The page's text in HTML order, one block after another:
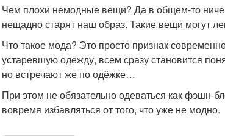
Чем плохи немодные вещи? Да в общем-то
нещадно старят наш образ. Такие вещи могут
Что такое мода? Это просто признак
устаревшую одежду, всем сразу становится
но встречают же по одёжке…
При этом не обязательно одеваться как фэшн-
вовремя избавляться от того, что уже не модно.